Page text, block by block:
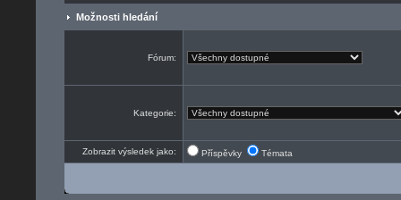
Možnosti hledání
Fórum:
Kategorie:
Zobrazit výsledek jako: Příspěvky Témata